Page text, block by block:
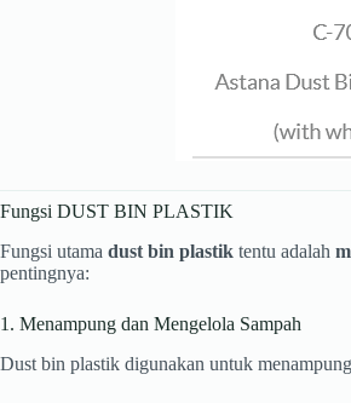
Fungsi DUST BIN PLASTIK
Fungsi utama dust bin plastik tentu adalah
pentingnya:
1. Menampung dan Mengelola Sampah
Dust bin plastik digunakan untuk